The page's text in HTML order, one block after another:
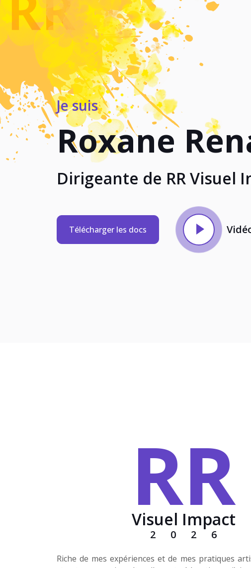
Je suis
Roxane
Ar|
Télécharger les docs
RR
Visuel Impact
2026
Riche de mes expériences et de mes pratiques